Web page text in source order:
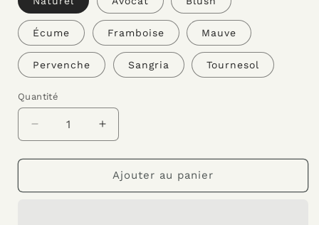
Écume Framboise Mauve
Pervenche Sangria Tournesol
Quantité
Réduire
la
quantité
Porte-
Augmenter
la
quantité
de
Porte-
Ajouter au panier